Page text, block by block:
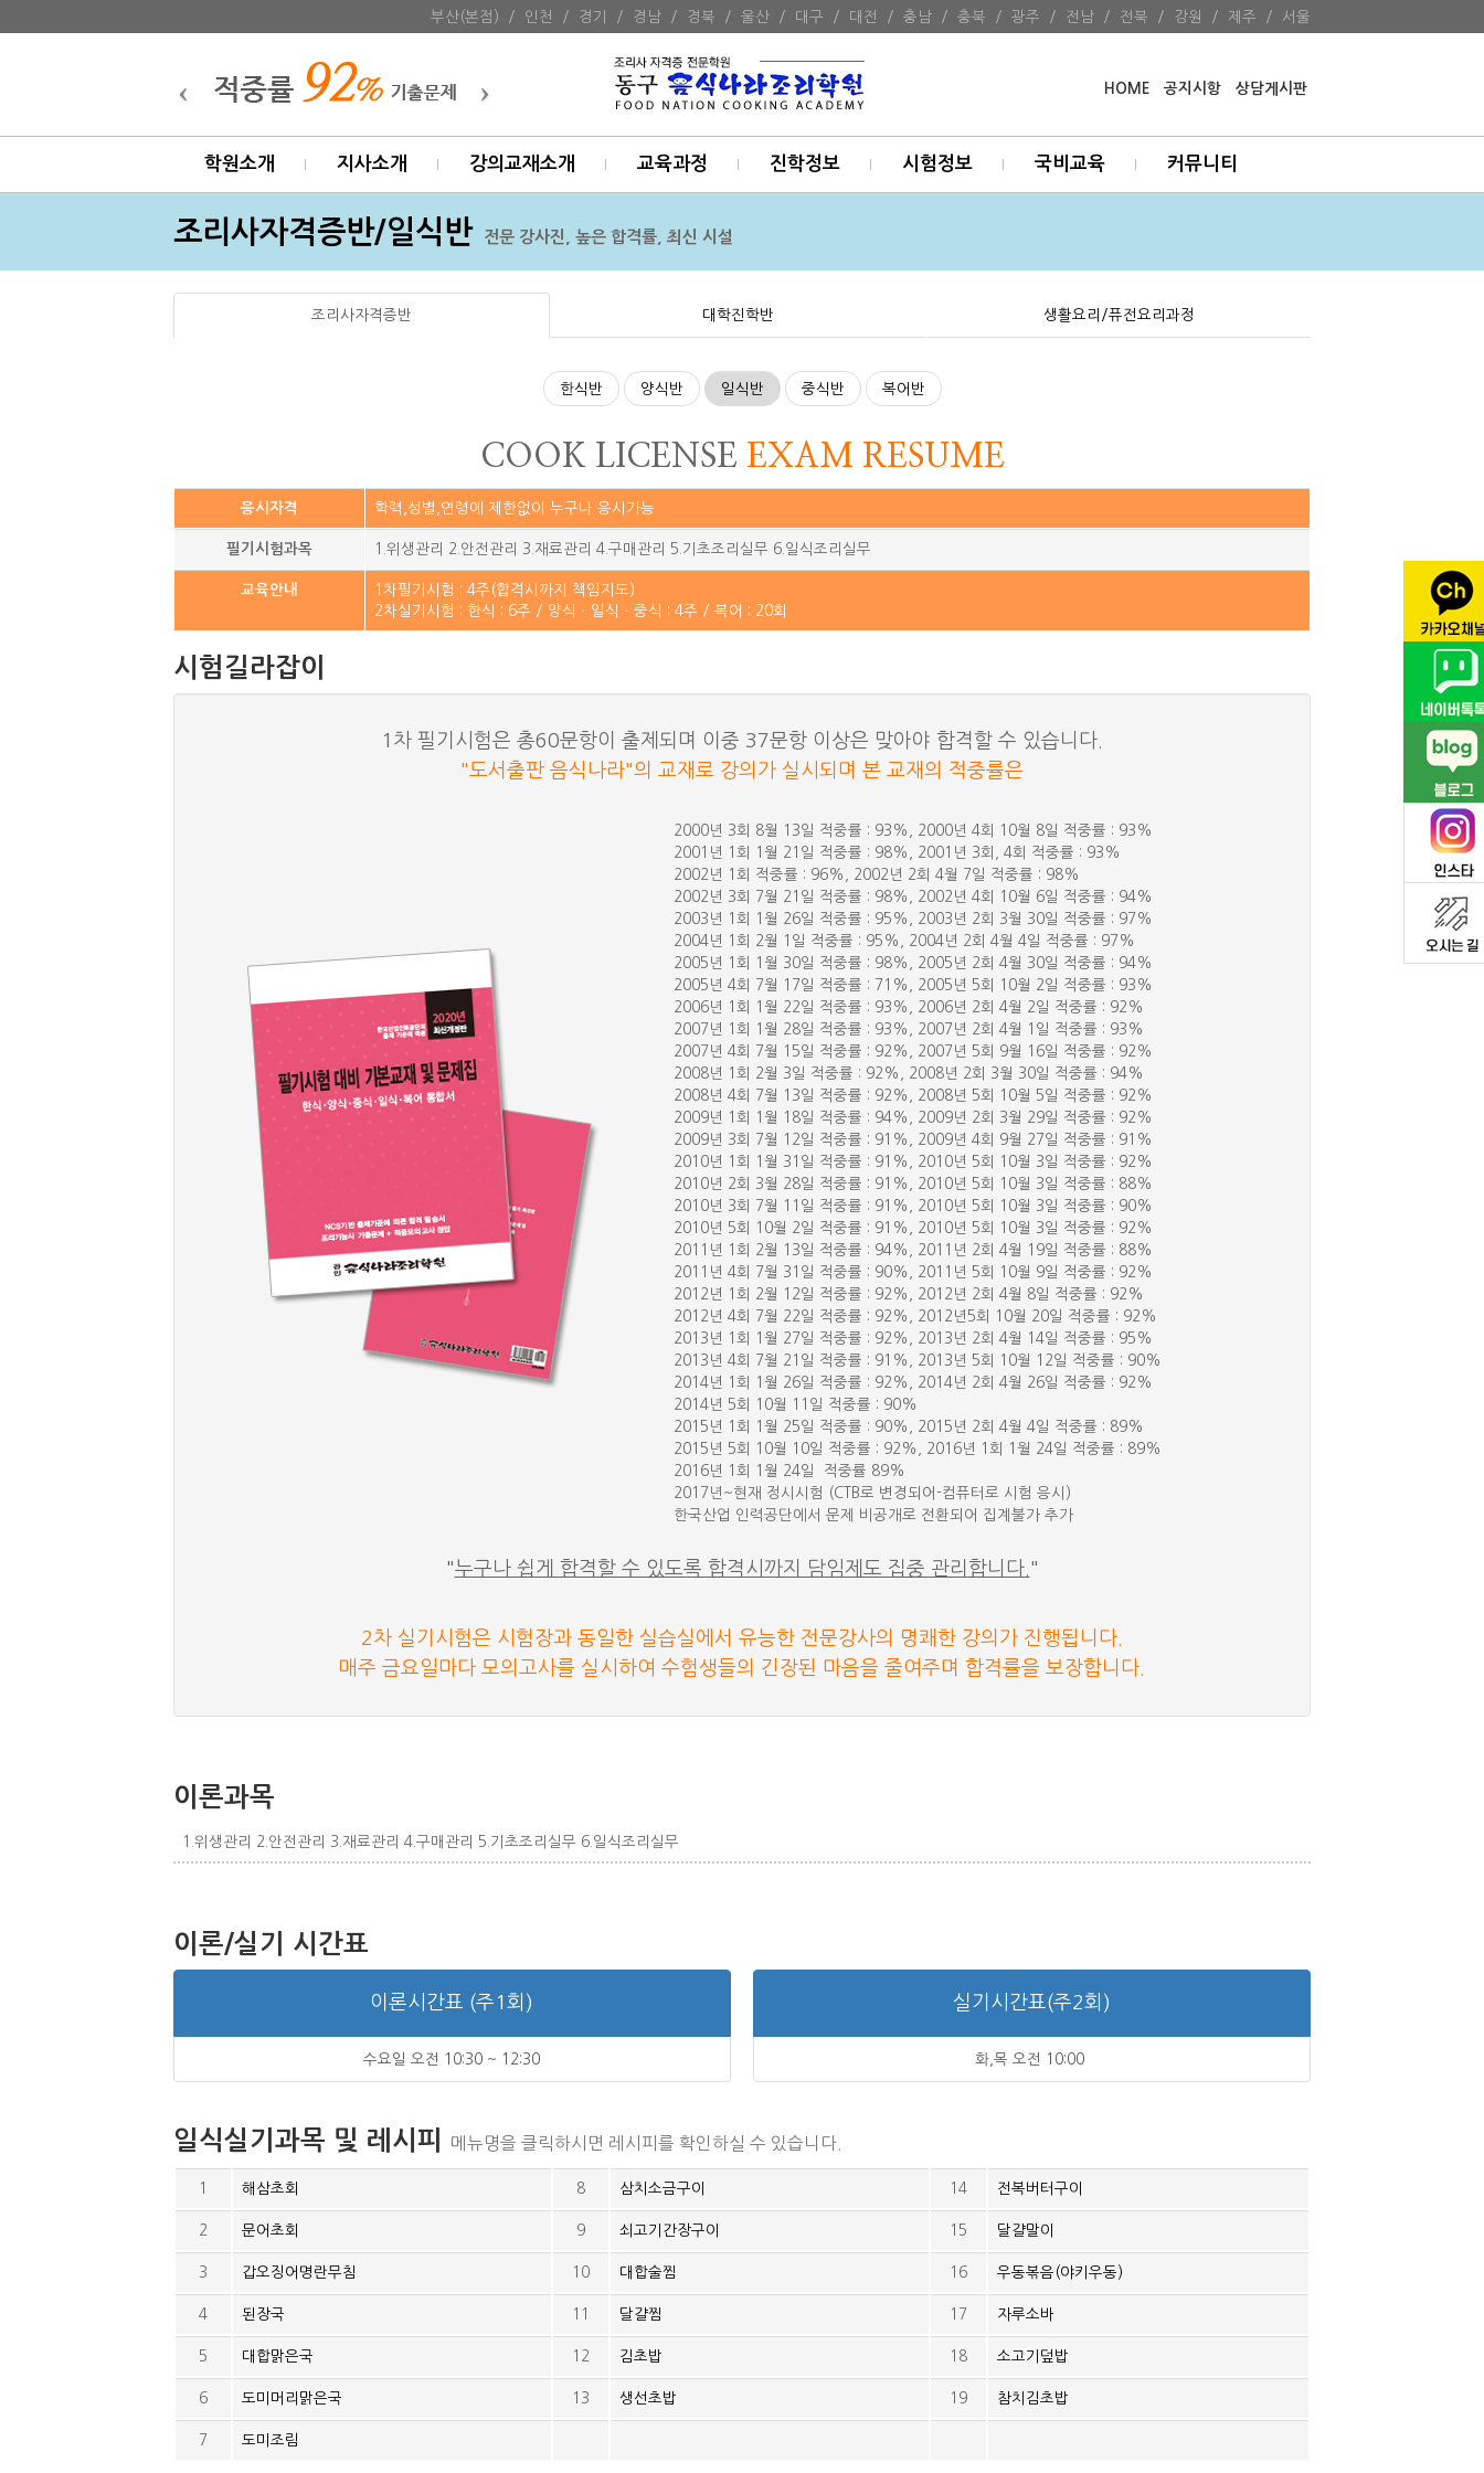
부산(본점) / 인천 / 경기 / 경남 / 경북 / 울산 / 대구 / 대전 / 충남 / 충북 / 광주 / 전남 / 전북 / 강원 / 제주 / 서울
HOME 공지시항 상담게시판
학원소개 지사소개 강의교재소개 교육과정 진학정보 시험정보 국비교육 커뮤니티
조리사자격증반/일식반 전문 강사진, 높은 합격률, 최신 시설
조리사자격증반 대학진학반 생활요리/퓨전요리과정
한식반 양식반 일식반 중식반 복어반
COOK LICENSE EXAM RESUME
응시자격 학력,성별,연령에 제한없이 누구나 응시가능
필기시험과목 1.위생관리 2.안전관리 3.재료관리 4.구매관리 5.기초조리실무 6.일식조리실무
교육안내
1차필기시험 : 4주(합격시까지 책임지도)
2차실기시험 : 한식 : 6주 / 양식ㆍ일식ㆍ중식 : 4주 / 복어 : 20회
시험길라잡이
1차 필기시험은 총60문항이 출제되며 이중 37문항 이상은 맞아야 합격할 수 있습니다.
"도서출판 음식나라"의 교재로 강의가 실시되며 본 교재의 적중률은
2000년 3회 8월 13일 적중률 : 93%, 2000년 4회 10월 8일 적중률 : 93%
2001년 1회 1월 21일 적중률 : 98%, 2001년 3회, 4회 적중률 : 93%
2002년 1회 적중률 : 96%, 2002년 2회 4월 7일 적중률 : 98%
2002년 3회 7월 21일 적중률 : 98%, 2002년 4회 10월 6일 적중률 : 94%
2003년 1회 1월 26일 적중률 : 95%, 2003년 2회 3월 30일 적중률 : 97%
2004년 1회 2월 1일 적중률 : 95%, 2004년 2회 4월 4일 적중률 : 97%
2005년 1회 1월 30일 적중률 : 98%, 2005년 2회 4월 30일 적중률 : 94%
2005년 4회 7월 17일 적중률 : 71%, 2005년 5회 10월 2일 적중률 : 93%
2006년 1회 1월 22일 적중률 : 93%, 2006년 2회 4월 2일 적중률 : 92%
2007년 1회 1월 28일 적중률 : 93%, 2007년 2회 4월 1일 적중률 : 93%
2007년 4회 7월 15일 적중률 : 92%, 2007년 5회 9월 16일 적중률 : 92%
2008년 1회 2월 3일 적중률 : 92%, 2008년 2회 3월 30일 적중률 : 94%
2008년 4회 7월 13일 적중률 : 92%, 2008년 5회 10월 5일 적중률 : 92%
2009년 1회 1월 18일 적중률 : 94%, 2009년 2회 3월 29일 적중률 : 92%
2009년 3회 7월 12일 적중률 : 91%, 2009년 4회 9월 27일 적중률 : 91%
2010년 1회 1월 31일 적중률 : 91%, 2010년 5회 10월 3일 적중률 : 92%
2010년 2회 3월 28일 적중률 : 91%, 2010년 5회 10월 3일 적중률 : 88%
2010년 3회 7월 11일 적중률 : 91%, 2010년 5회 10월 3일 적중률 : 90%
2010년 5회 10월 2일 적중률 : 91%, 2010년 5회 10월 3일 적중률 : 92%
2011년 1회 2월 13일 적중률 : 94%, 2011년 2회 4월 19일 적중률 : 88%
2011년 4회 7월 31일 적중률 : 90%, 2011년 5회 10월 9일 적중률 : 92%
2012년 1회 2월 12일 적중률 : 92%, 2012년 2회 4월 8일 적중률 : 92%
2012년 4회 7월 22일 적중률 : 92%, 2012년5회 10월 20일 적중률 : 92%
2013년 1회 1월 27일 적중률 : 92%, 2013년 2회 4월 14일 적중률 : 95%
2013년 4회 7월 21일 적중률 : 91%, 2013년 5회 10월 12일 적중률 : 90%
2014년 1회 1월 26일 적중률 : 92%, 2014년 2회 4월 26일 적중률 : 92%
2014년 5회 10월 11일 적중률 : 90%
2015년 1회 1월 25일 적중률 : 90%, 2015년 2회 4월 4일 적중률 : 89%
2015년 5회 10월 10일 적중률 : 92%, 2016년 1회 1월 24일 적중률 : 89%
2016년 1회 1월 24일 적중률 89%
2017년~현재 정시시험 (CTB로 변경되어-컴퓨터로 시험 응시)
한국산업 인력공단에서 문제 비공개로 전환되어 집계불가 추가
"누구나 쉽게 합격할 수 있도록 합격시까지 담임제도 집중 관리합니다. "
2차 실기시험은 시험장과 동일한 실습실에서 유능한 전문강사의 명쾌한 강의가 진행됩니다.
매주 금요일마다 모의고사를 실시하여 수험생들의 긴장된 마음을 줄여주며 합격률을 보장합니다.
이론과목
1.위생관리 2.안전관리 3.재료관리 4.구매관리 5.기초조리실무 6.일식조리실무
이론/실기 시간표
이론시간표 (주1회)
수요일 오전 10:30 ~ 12:30
실기시간표(주2회)
화,목 오전 10:00
일식실기과목 및 레시피 메뉴명을 클릭하시면 레시피를 확인하실 수 있습니다.
1 해삼초회 8 삼치소금구이 14 전복버터구이
2 문어초회 9 쇠고기간장구이 15 달걀말이
3 갑오징어명란무침 10 대합술찜 16 우동볶음(야키우동)
4 된장국 11 달걀찜 17 자루소바
5 대합맑은국 12 김초밥 18 소고기덮밥
6 도미머리맑은국 13 생선초밥 19 참치김초밥
7 도미조림